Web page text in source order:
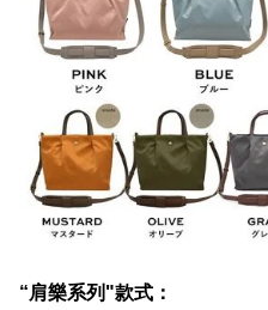
“肩樂系列"款式：